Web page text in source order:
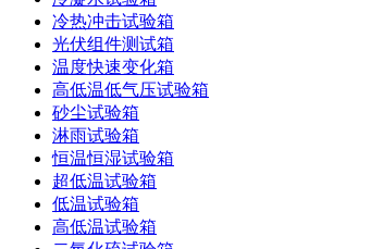
冷热冲击试验箱
光伏组件测试箱
温度快速变化箱
高低温低气压试验箱
砂尘试验箱
淋雨试验箱
恒温恒湿试验箱
超低温试验箱
低温试验箱
高低温试验箱